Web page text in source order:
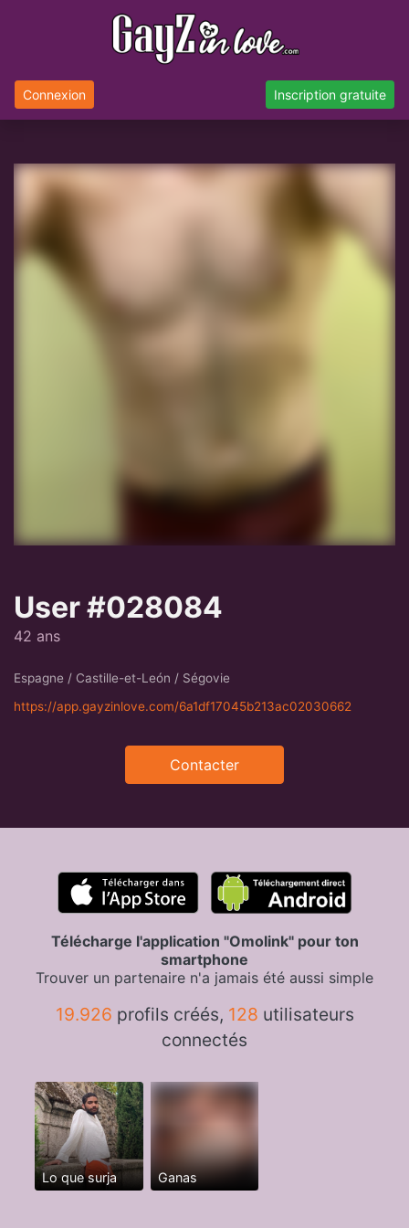
Connexion Inscription gratuite
User #028084
42 ans
Espagne / Castille-et-León / Ségovie
https://app.gayzinlove.com/6a1df17045b213ac02030662
Contacter
Télécharge l'application "Omolink" pour ton
smartphone
Trouver un partenaire n'a jamais été aussi simple
19.926 profils créés, 128 utilisateurs
connectés
Lo que surja Ganas